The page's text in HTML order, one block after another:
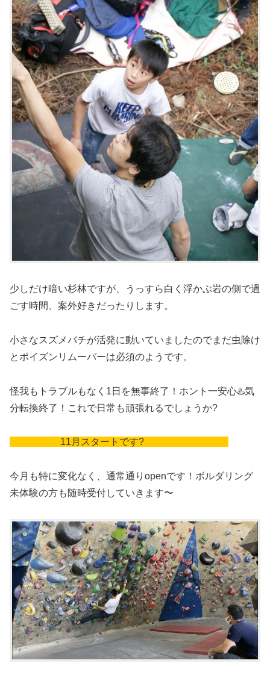
少しだけ暗い杉林ですが、うっすら白く浮かぶ岩の側で過
ごす時間、案外好きだったりします。
小さなスズメバチが活発に動いていましたのでまだ虫除け
とポイズンリムーバーは必須のようです。
怪我もトラブルもなく1日を無事終了！ホント一安心♨️気
分転換終了！これで日常も頑張れるでしょうか?
11月スタートです?
今月も特に変化なく、通常通りopenです！ボルダリング
未体験の方も随時受付していきます〜